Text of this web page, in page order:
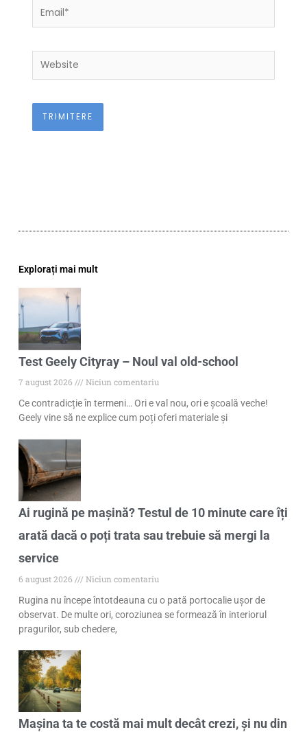
Email*
Website
Explorați mai mult
Test Geely Cityray – Noul val old-school
7 august 2026
Niciun comentariu
Ce contradicție în termeni… Ori e val nou, ori e școală veche!
Geely vine să ne explice cum poți oferi materiale și
Ai rugină pe mașină? Testul de 10 minute care îți
arată dacă o poți trata sau trebuie să mergi la
service
6 august 2026
Niciun comentariu
Rugina nu începe întotdeauna cu o pată portocalie ușor de
observat. De multe ori, coroziunea se formează în interiorul
pragurilor, sub chedere,
Mașina ta te costă mai mult decât crezi, și nu din